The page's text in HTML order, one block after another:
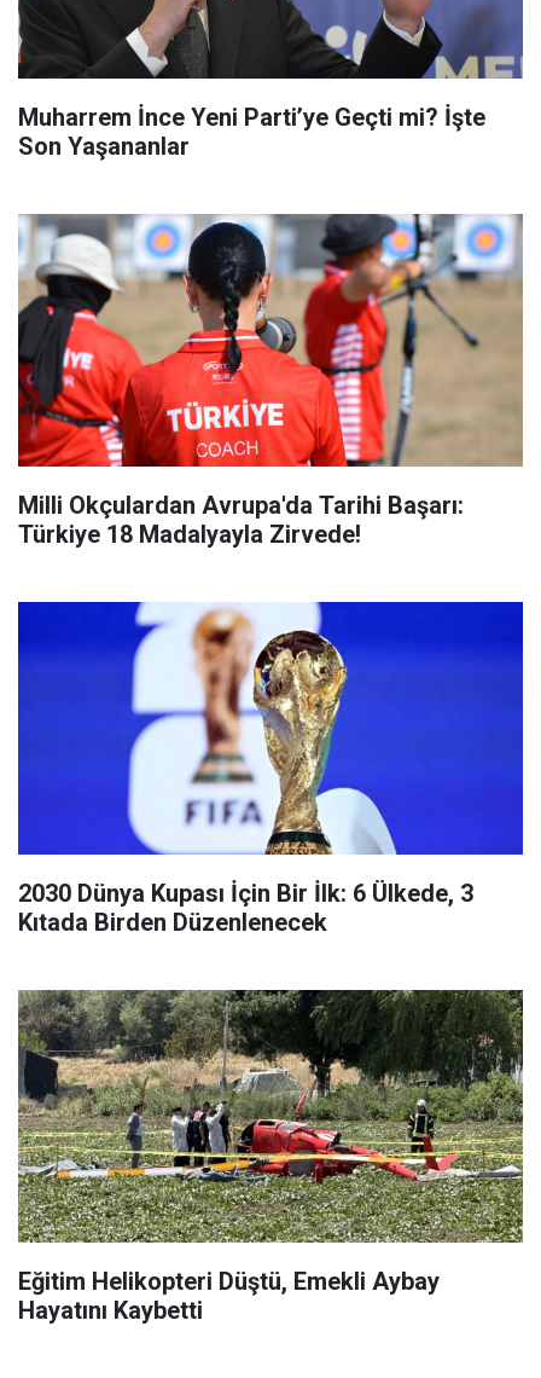
Muharrem İnce Yeni Parti’ye Geçti mi? İşte
Son Yaşananlar
Milli Okçulardan Avrupa'da Tarihi Başarı:
Türkiye 18 Madalyayla Zirvede!
2030 Dünya Kupası İçin Bir İlk: 6 Ülkede, 3
Kıtada Birden Düzenlenecek
Eğitim Helikopteri Düştü, Emekli Aybay
Hayatını Kaybetti